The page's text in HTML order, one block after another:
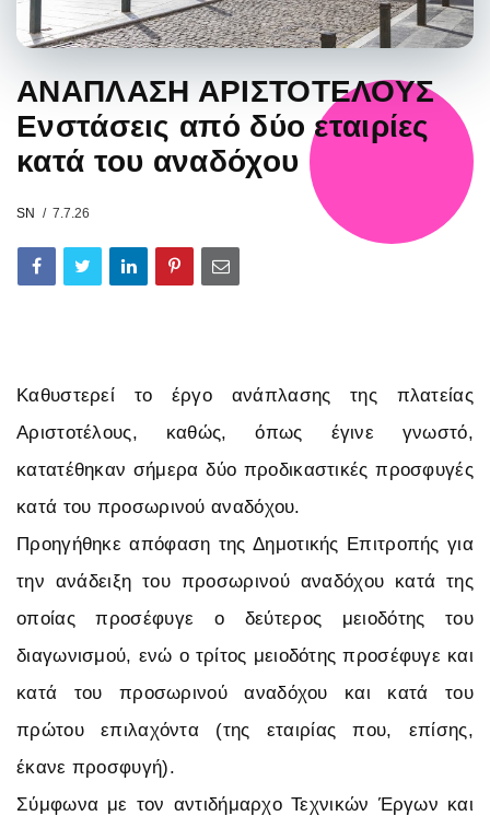
ΑΝΑΠΛΑΣΗ ΑΡΙΣΤΟΤΕΛΟΥΣ
Ενστάσεις από δύο εταιρίες
κατά του αναδόχου
SN 7.7.26
Καθυστερεί το έργο ανάπλασης της πλατείας
Αριστοτέλους, καθώς, όπως έγινε γνωστό,
κατατέθηκαν σήμερα δύο προδικαστικές προσφυγές
κατά του προσωρινού αναδόχου.
Προηγήθηκε απόφαση της Δημοτικής Επιτροπής για
την ανάδειξη του προσωρινού αναδόχου κατά της
οποίας προσέφυγε ο δεύτερος μειοδότης του
διαγωνισμού, ενώ ο τρίτος μειοδότης προσέφυγε και
κατά του προσωρινού αναδόχου και κατά του
πρώτου επιλαχόντα (της εταιρίας που, επίσης,
έκανε προσφυγή).
Σύμφωνα με τον αντιδήμαρχο Τεχνικών Έργων και